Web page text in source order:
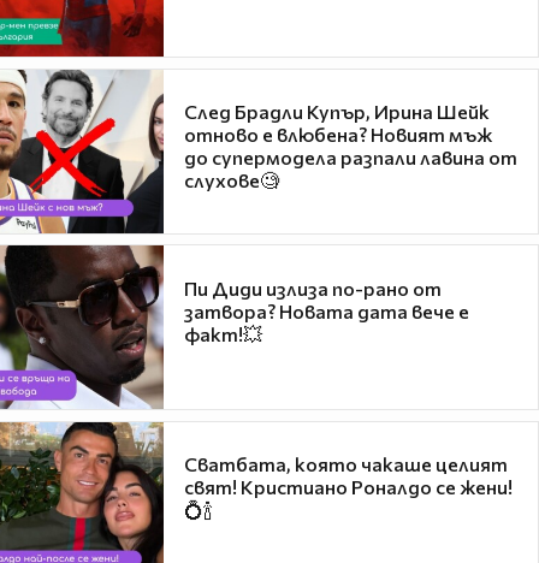
След Брадли Купър, Ирина Шейк
отново е влюбена? Новият мъж
до супермодела разпали лавина от
слухове🧐
Пи Диди излиза по-рано от
затвора? Новата дата вече е
факт!💥
Сватбата, която чакаше целият
свят! Кристиано Роналдо се жени!
💍🍾